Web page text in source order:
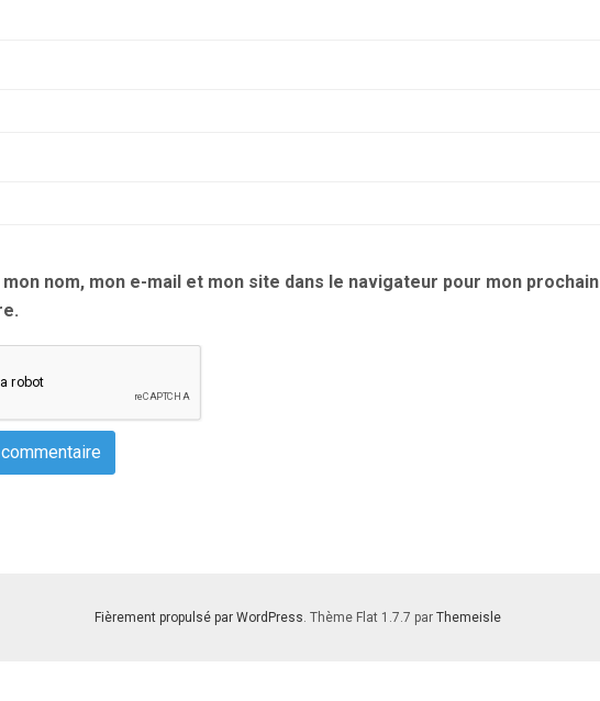
nom, mon e-mail et mon site dans le navigateur pour mon prochain
Fièrement propulsé par WordPress. Thème Flat 1.7.7 par Themeisle